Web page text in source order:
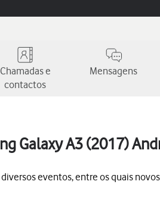
Chamadas e
contactos
Mensagens
Galaxy A3 (2017)
eventos, entre os quais